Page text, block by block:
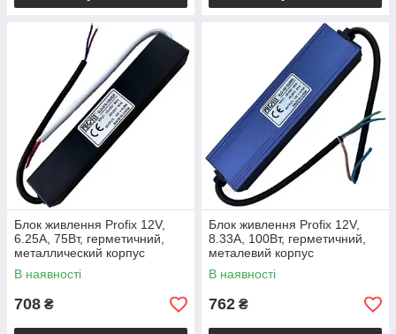
Блок живлення Profix 12V,
6.25A, 75Вт, герметичний,
металлический корпус
В наявності
708 ₴
Блок живлення Profix 12V,
8.33A, 100Вт, герметичний,
металевий корпус
В наявності
762 ₴